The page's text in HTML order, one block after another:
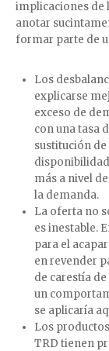
implicaciones de
anotar
formar parte de
Los
explicarse
exceso de
con una tasa
sustitución
más a nivel
la demanda.
La oferta no
es inestable.
para el
en revender
de carestía
un
se aplicaría
Los
TRD tienen